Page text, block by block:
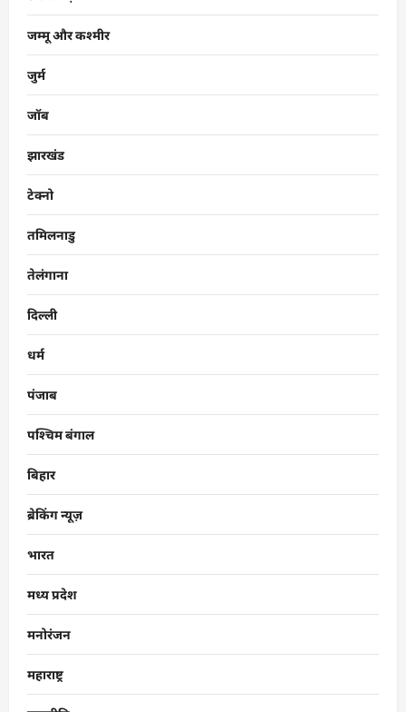
जम्मू और कश्मीर
जुर्म
जॉब
झारखंड
टेक्नो
तमिलनाडु
तेलंगाना
दिल्ली
धर्म
पंजाब
पश्चिम बंगाल
बिहार
ब्रेकिंग न्यूज़
भारत
मध्य प्रदेश
मनोरंजन
महाराष्ट्र